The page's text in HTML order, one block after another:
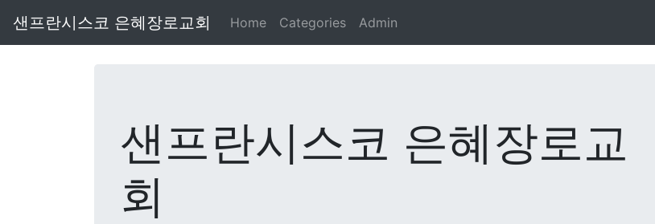
샌프란시스코 은혜장로교회 Home Categories Admin
샌프란시스코 은혜장로교
회